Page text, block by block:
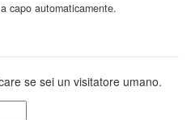
capo automaticamente.
se sei un visitatore umano.